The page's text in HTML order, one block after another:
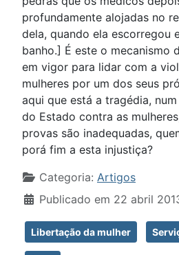
profundamente alojadas no
dela, quando ela escorregou
banho.] É este o mecanismo
em vigor para lidar com a
mulheres por um dos seus
aqui que está a tragédia,
do Estado contra as
provas são inadequadas,
porá fim a esta injustiça?
Detalhes
Categoria: Artigos
Publicado em 22 abril
Libertação da mulher